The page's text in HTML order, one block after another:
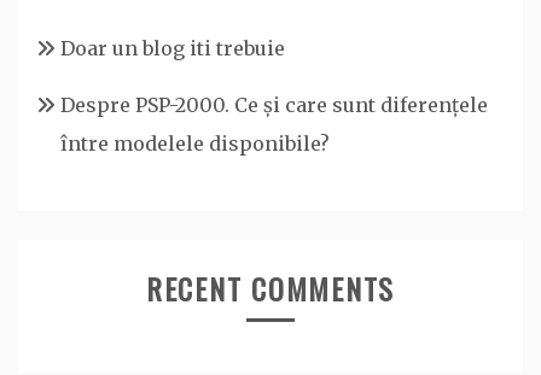
Doar un blog iti trebuie
Despre PSP-2000. Ce și care sunt diferențele
între modelele disponibile?
RECENT COMMENTS